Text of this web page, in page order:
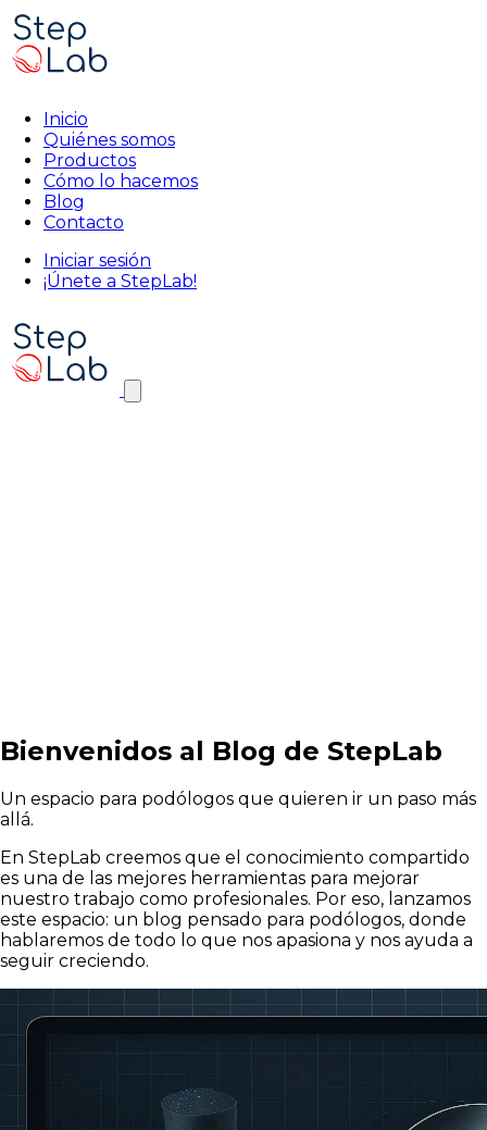
Inicio
Quiénes somos
Productos
Cómo lo hacemos
Blog
Contacto
Iniciar sesión
¡Únete a StepLab!
Bienvenidos al Blog de StepLab
Un espacio para podólogos que quieren ir un paso más
allá.
En StepLab creemos que el conocimiento compartido
es una de las mejores herramientas para mejorar
nuestro trabajo como profesionales. Por eso, lanzamos
este espacio: un blog pensado para podólogos, donde
hablaremos de todo lo que nos apasiona y nos ayuda a
seguir creciendo.